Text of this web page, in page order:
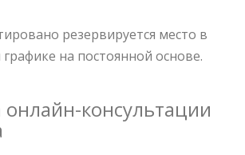
резервируется место в
на постоянной основе.
консультации